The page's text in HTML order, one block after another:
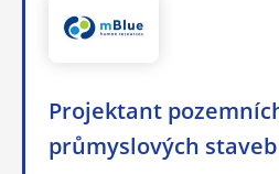
Projektant
průmyslových staveb